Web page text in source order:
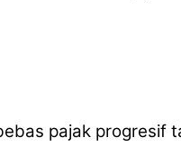
pajak progresif